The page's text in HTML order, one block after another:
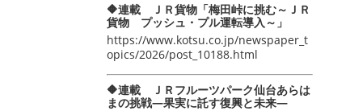
🔶連載 ＪＲ貨物「梅田峠に挑む～ＪＲ
貨物 プッシュ・プル運転導入～」
https://www.kotsu.co.jp/newspaper_t
opics/2026/post_10188.html
🔶連載 ＪＲフルーツパーク仙台あらは
まの挑戦―果実に託す復興と未来―